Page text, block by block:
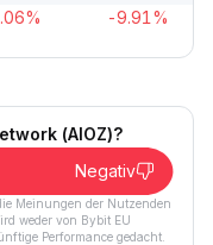
-9.91%
(AIOZ)?
Negativ
Meinungen der Nutzenden
weder von Bybit EU
Performance gedacht.